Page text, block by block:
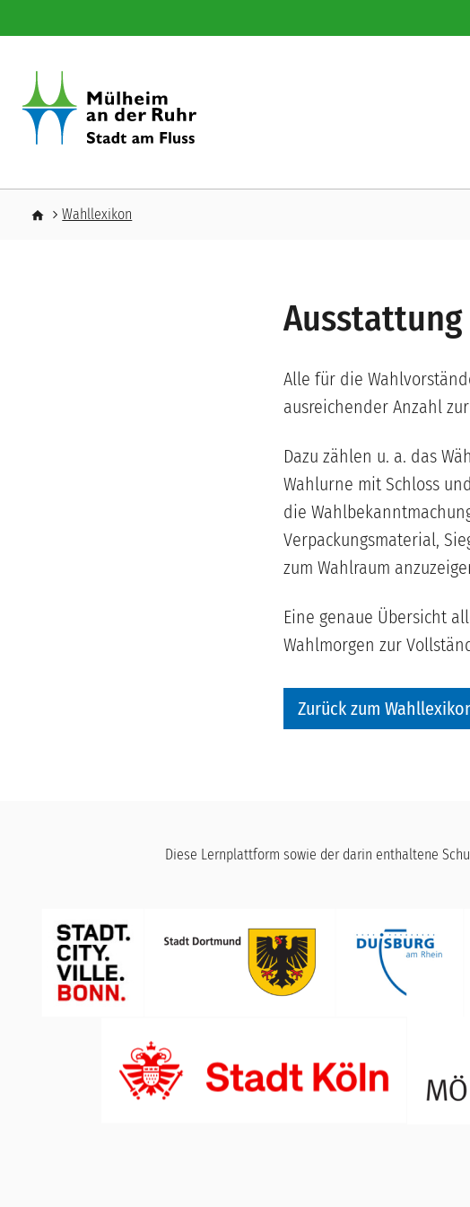
Pfadnavigation
Wahllexikon
Alle für die
ausreichender Anzahl
Dazu zählen u. a. das
Wahlurne mit Schloss
die
Verpackungsmaterial,
zum Wahlraum
Eine genaue Übersicht
Wahlmorgen zur
Zurück zum
Diese Lernplattform sowie der darin enthaltene